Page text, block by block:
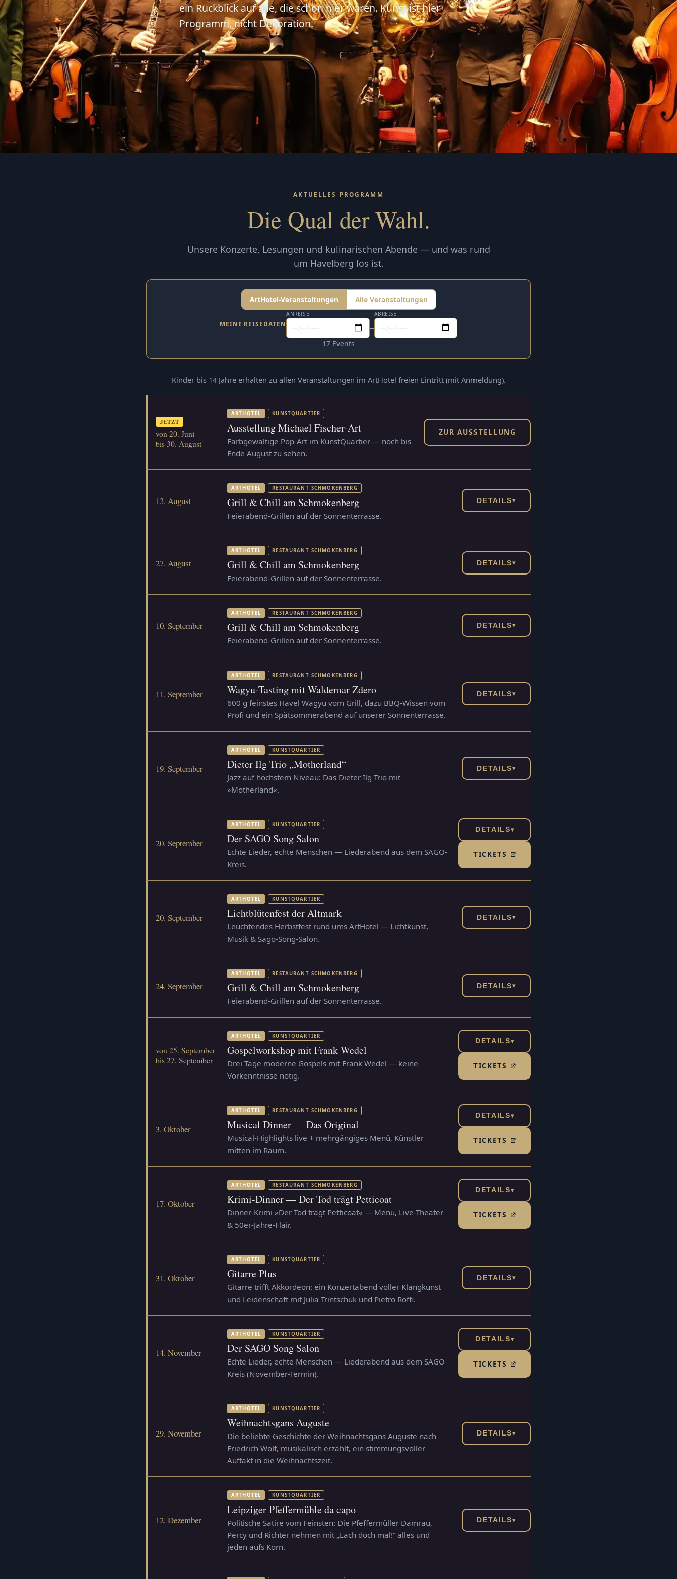
ein Rückblick auf alle, die schon hier waren. Kunst ist hier
Programm, nicht Dekoration.
AKTUELLES PROGRAMM
Die Qual der Wahl.
Unsere Konzerte, Lesungen und kulinarischen Abende — und was rund
um Havelberg los ist.
ArtHotel-Veranstaltungen Alle Veranstaltungen
MEINE REISEDATEN
ANREISE
–
ABREISE
17 Events
Kinder bis 14 Jahre erhalten zu allen Veranstaltungen im ArtHotel freien Eintritt (mit Anmeldung).
JETZT
von 20. Juni
bis 30. August
ARTHOTEL KUNSTQUARTIER
Ausstellung Michael Fischer-Art
Farbgewaltige Pop-Art im KunstQuartier — noch bis
Ende August zu sehen.
ZUR AUSSTELLUNG
13. August
ARTHOTEL RESTAURANT SCHMOKENBERG
Grill & Chill am Schmokenberg
Feierabend-Grillen auf der Sonnenterrasse.
DETAILS▾
27. August
ARTHOTEL RESTAURANT SCHMOKENBERG
Grill & Chill am Schmokenberg
Feierabend-Grillen auf der Sonnenterrasse.
DETAILS▾
10. September
ARTHOTEL RESTAURANT SCHMOKENBERG
Grill & Chill am Schmokenberg
Feierabend-Grillen auf der Sonnenterrasse.
DETAILS▾
11. September
ARTHOTEL RESTAURANT SCHMOKENBERG
Wagyu-Tasting mit Waldemar Zdero
600 g feinstes Havel Wagyu vom Grill, dazu BBQ-Wissen vom
Profi und ein Spätsommerabend auf unserer Sonnenterrasse.
DETAILS▾
19. September
ARTHOTEL KUNSTQUARTIER
Dieter Ilg Trio „Motherland“
Jazz auf höchstem Niveau: Das Dieter Ilg Trio mit
»Motherland«.
DETAILS▾
20. September
ARTHOTEL KUNSTQUARTIER
Der SAGO Song Salon
Echte Lieder, echte Menschen — Liederabend aus dem SAGO-
Kreis.
DETAILS▾
TICKETS(TICKETSHOP, ÖFFNET IN NEUEM TAB)
20. September
ARTHOTEL KUNSTQUARTIER
Lichtblütenfest der Altmark
Leuchtendes Herbstfest rund ums ArtHotel — Lichtkunst,
Musik & Sago-Song-Salon.
DETAILS▾
24. September
ARTHOTEL RESTAURANT SCHMOKENBERG
Grill & Chill am Schmokenberg
Feierabend-Grillen auf der Sonnenterrasse.
DETAILS▾
von 25. September
bis 27. September
ARTHOTEL KUNSTQUARTIER
Gospelworkshop mit Frank Wedel
Drei Tage moderne Gospels mit Frank Wedel — keine
Vorkenntnisse nötig.
DETAILS▾
TICKETS(TICKETSHOP, ÖFFNET IN NEUEM TAB)
3. Oktober
ARTHOTEL RESTAURANT SCHMOKENBERG
Musical Dinner — Das Original
Musical-Highlights live + mehrgängiges Menü, Künstler
mitten im Raum.
DETAILS▾
TICKETS(TICKETSHOP, ÖFFNET IN NEUEM TAB)
17. Oktober
ARTHOTEL RESTAURANT SCHMOKENBERG
Krimi-Dinner — Der Tod trägt Petticoat
Dinner-Krimi »Der Tod trägt Petticoat« — Menü, Live-Theater
& 50er-Jahre-Flair.
DETAILS▾
TICKETS(TICKETSHOP, ÖFFNET IN NEUEM TAB)
31. Oktober
ARTHOTEL KUNSTQUARTIER
Gitarre Plus
Gitarre trifft Akkordeon: ein Konzertabend voller Klangkunst
und Leidenschaft mit Julia Trintschuk und Pietro Roffi.
DETAILS▾
14. November
ARTHOTEL KUNSTQUARTIER
Der SAGO Song Salon
Echte Lieder, echte Menschen — Liederabend aus dem SAGO-
Kreis (November-Termin).
DETAILS▾
TICKETS(TICKETSHOP, ÖFFNET IN NEUEM TAB)
29. November
ARTHOTEL KUNSTQUARTIER
Weihnachtsgans Auguste
Die beliebte Geschichte der Weihnachtsgans Auguste nach
Friedrich Wolf, musikalisch erzählt, ein stimmungsvoller
Auftakt in die Weihnachtszeit.
DETAILS▾
12. Dezember
ARTHOTEL KUNSTQUARTIER
Leipziger Pfeffermühle da capo
Politische Satire vom Feinsten: Die Pfeffermüller Damrau,
Percy und Richter nehmen mit „Lach doch mal!“ alles und
jeden aufs Korn.
DETAILS▾